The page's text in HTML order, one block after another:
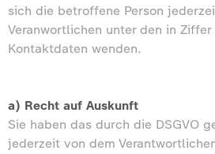
sich die betroffene Person
Veranwortlichen unter den in
Kontaktdaten wenden.
a) Recht auf Auskunft
Sie haben das durch die DSGVO
jederzeit von dem